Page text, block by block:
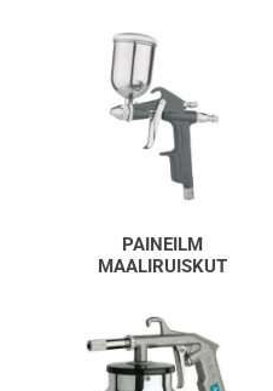
PAINEILM
MAALIRUISKUT